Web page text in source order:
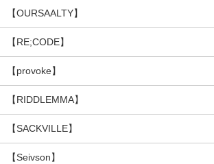
【OURSAALTY】
【RE;CODE】
【provoke】
【RIDDLEMMA】
【SACKVILLE】
【Seivson】